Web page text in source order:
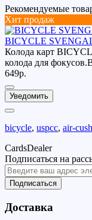
Рекомендуемые
Хит продаж
BICYCLE
Колода карт
колода для
649р.
Уведомить
bicycle, uspcc, air-
CardsDealer
Подписаться на
Подписаться
Доставка